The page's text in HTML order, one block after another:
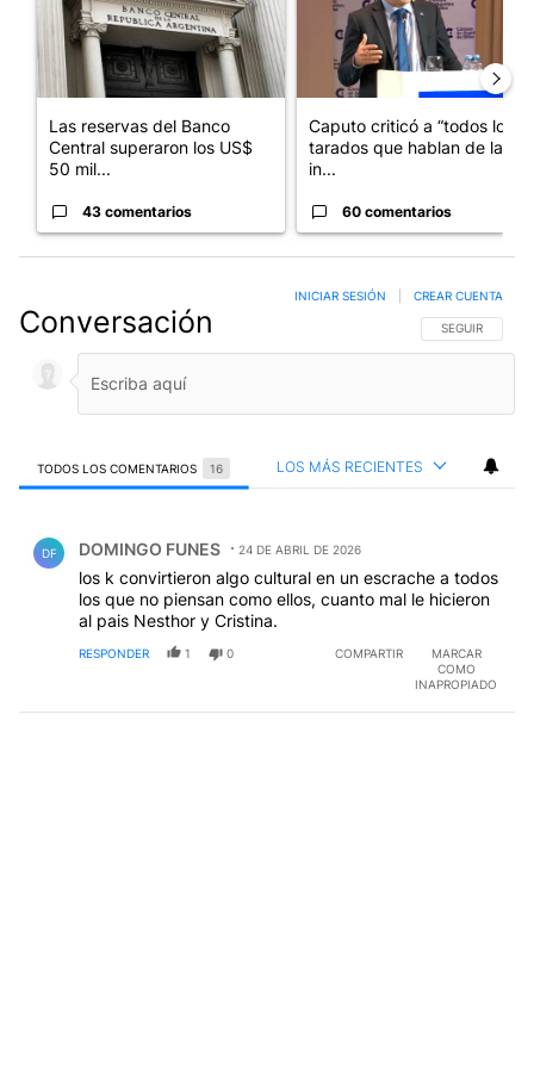
Las reservas del Banco
Central superaron los US$
50 mil...
43 comentarios
Caputo criticó a “todos los
tarados que hablan de la
in...
60 comentarios
Conversación SIGA ESTA
SEGUIR
INICIAR SESIÓN CREAR CUENTA
TODOS LOS COMENTARIOS 16 LOS MÁS RECIENTES
DF DOMINGO FUNES 24 DE ABRIL DE 2026
los k convirtieron algo cultural en un escrache a todos
los que no piensan como ellos, cuanto mal le hicieron
al pais Nesthor y Cristina.
RESPONDER 1 0 COMPARTIR
MARCAR
COMO
INAPROPIADO